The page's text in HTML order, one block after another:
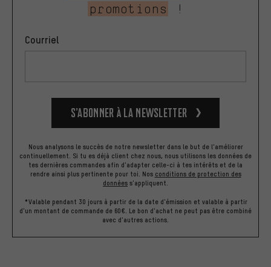
promotions
!
Courriel
S’abonner à la newsletter
Nous analysons le succès de notre newsletter dans le but de l'améliorer
continuellement. Si tu es déjà client chez nous, nous utilisons les données de
tes dernières commandes afin d'adapter celle-ci à tes intérêts et de la
rendre ainsi plus pertinente pour toi. Nos conditions de protection des
données s'appliquent.
*Valable pendant 30 jours à partir de la date d'émission et valable à partir
d'un montant de commande de 60€. Le bon d'achat ne peut pas être combiné
avec d'autres actions.